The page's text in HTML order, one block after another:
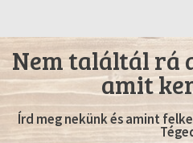
Nem találtál rá
amit
Írd meg nekünk és amint